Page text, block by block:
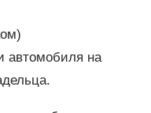
автомобиля на